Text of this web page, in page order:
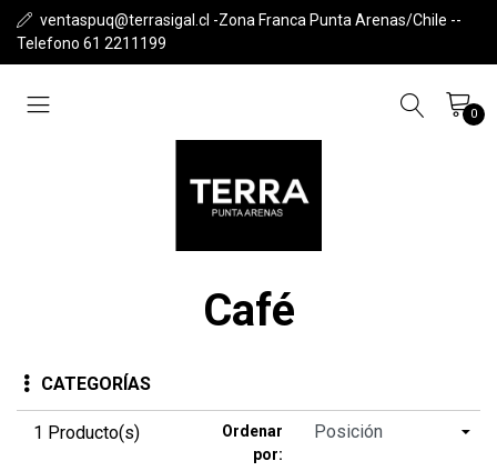
ventaspuq@terrasigal.cl -Zona Franca Punta Arenas/Chile --
Telefono 61 2211199
0
Café
CATEGORÍAS
1 Producto(s)
Ordenar
por: